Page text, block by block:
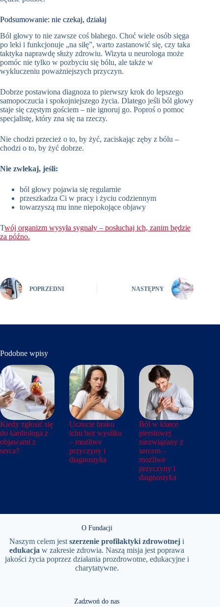
Podsumowanie: nie czekaj, działaj
Ból głowy to nie zawsze coś błahego. Choć wiele osób sięga
po leki i funkcjonuje „na siłę”, warto zastanowić się, czy taka
taktyka naprawdę służy zdrowiu. Wizyta u neurologa może
pomóc nie tylko w pozbyciu się bólu, ale także w
wykluczeniu poważniejszych przyczyn.
Dobrze postawiona diagnoza to pierwszy krok do lepszego
samopoczucia i spokojniejszego życia. Dlatego jeśli ból głowy
staje się częstym gościem – nie ignoruj go. Poproś o pomoc
specjalistę, który zna się na rzeczy.
Nie chodzi przecież o to, by żyć, zaciskając zęby z bólu –
chodzi o to, by żyć dobrze.
Nie zwlekaj, jeśli:
ból głowy pojawia się regularnie
przeszkadza Ci w pracy i życiu codziennym
towarzyszą mu inne niepokojące objawy
Twój organizm wysyła sygnały – posłuchaj ich, zanim będzie
za późno.
POPRZEDNI NASTĘPNY
Podobne wpisy
Kiedy zgłosić się
do kardiologa z
objawami z
serca?
Uczucie braku
tchu bez wysiłku
– możliwe
przyczyny i
diagnostyka
Ból w klatce
piersiowej
niezwiązany z
sercem –
możliwe
przyczyny i
diagnostyka
O Fundacji
Naszym celem jestszerzenie profilaktyki zdrowotnej i
edukacja w zakresie zdrowia. Naszą misja jest poprawa
jakości życia poprzez działania prozdrowotne, edukacyjne i
charytatywne.
Zadzwoń do nas